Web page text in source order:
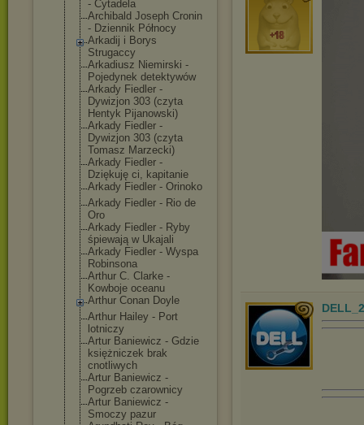
- Cytadela
Archibald Joseph Cronin
- Dziennik Północy
Arkadij i Borys
Strugaccy
Arkadiusz Niemirski -
Pojedynek detektywów
Arkady Fiedler -
Dywizjon 303 (czyta
Hentyk Pijanowski)
Arkady Fiedler -
Dywizjon 303 (czyta
Tomasz Marzecki)
Arkady Fiedler -
Dziękuję ci, kapitanie
Arkady Fiedler - Orinoko
Arkady Fiedler - Rio de
Oro
Arkady Fiedler - Ryby
śpiewają w Ukajali
Arkady Fiedler - Wyspa
Robinsona
Arthur C. Clarke -
Kowboje oceanu
Arthur Conan Doyle
Arthur Hailey - Port
lotniczy
Artur Baniewicz - Gdzie
księżniczek brak
cnotliwych
Artur Baniewicz -
Pogrzeb czarownicy
Artur Baniewicz -
Smoczy pazur